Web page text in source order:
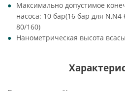
Максимально допустимое
насоса: 10 бар(16 бар для
80/160)
Нанометрическая высота